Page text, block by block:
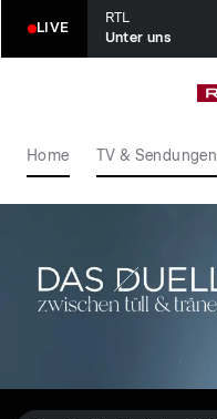
LIVE
RTL
Unter uns
Home TV & Sendungen